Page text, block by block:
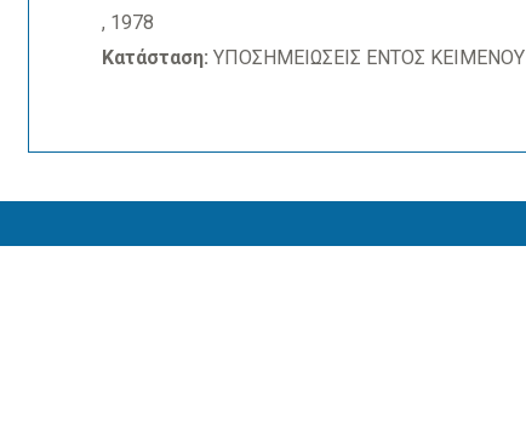
, 1978
Κατάσταση: ΥΠΟΣΗΜΕΙΩΣΕΙΣ ΕΝΤΟΣ ΚΕΙΜΕΝΟΥ